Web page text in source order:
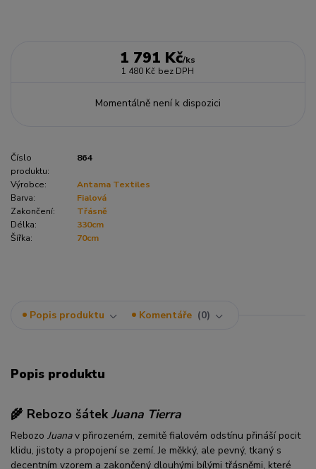
1 791 Kč/ks
1 480 Kč bez DPH
Momentálně není k dispozici
Číslo
produktu:
864
Výrobce:
Antama Textiles
Barva:
Fialová
Zakončení:
Třásně
Délka:
330cm
Šířka:
70cm
Popis produktu Komentáře 0
Popis produktu
🌾 Rebozo šátek Juana Tierra
Rebozo Juanav přirozeném, zemitě fialovém odstínu přináší pocit
klidu, jistoty a propojení se zemí. Je měkký, ale pevný, tkaný s
decentním vzorem a zakončený dlouhými bílými třásněmi, které